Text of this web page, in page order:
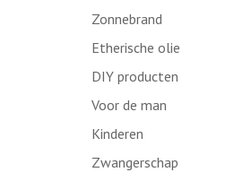
Zonnebrand
Etherische olie
DIY producten
Voor de man
Kinderen
Zwangerschap